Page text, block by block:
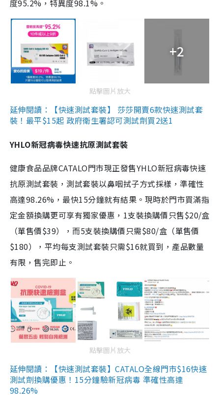
度95.2%，特異度98.1%。
+2
點擊圖片放大
延伸閱讀：【快速測試套裝】 莎莎開賣6款快速測試套
裝！最平$15起 政府衛生署認可測試劑買2送1
YHLO新冠病毒快速抗原測試套裝
健康食品品牌CATALO門市現正發售YHLO新冠病毒快速
抗原測試套裝，測試套裝以鼻咽拭子方式採樣，準確性
高達98.26%，最快15分鐘就有結果。現時於門市買滿指
定金額換購更可享有獨家優惠，1支裝換購價只售$20/盒
（單售價$39），而5支裝換購價只需$80/盒（單售價
$180），平均每支測試套裝只需$16就買到，產品數量
有限，售完即止。
點擊圖片放大
延伸閱讀：【快速測試套裝】CATALO全線門市$16快速
測試劑換購優惠！15分鐘驗新冠病毒 準確性高達
98.26%